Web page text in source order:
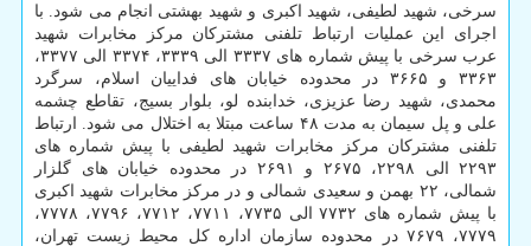
سرخی، شهید لطیفی، شهید اکبری و شهید بهشتی انجام می شود. با
اجرای این عملیات ارتباط تلفنی مشترکان مرکز مخابرات شهید
عرب سرخی با پیش شماره های ۳۳۳۷ الی ۳۳۳۹، ۳۳۷۴ الی ۳۳۷۷،
۳۳۶۳ و ۳۶۶۵ در محدوده خیابان های فداییان اسلام، سرگرد
محمدی، شهید رضا عزیزی، خدابنده لو، بلوار بسیج، تقاطع چشمه
علی و پل سیمان به مدت ۴۸ ساعت مبتلا به اختلال می شود. ارتباط
تلفنی مشترکان مرکز مخابرات شهید لطیفی با پیش شماره های
۲۲۹۳ الی ۲۲۹۸، ۲۶۷۵ و ۲۶۹۱ در محدوده خیابان های گلزار
شمالی، ۲۲ بهمن و سعیدی شمالی و در مرکز مخابرات شهید اکبری
با پیش شماره های ۷۷۳۲ الی ۷۷۳۵، ۷۷۱۱، ۷۷۱۲، ۷۷۹۶، ۷۷۷۸،
۷۷۷۹، ۷۶۷۹ در محدوده سازمان اداره کل محیط زیست تهران،